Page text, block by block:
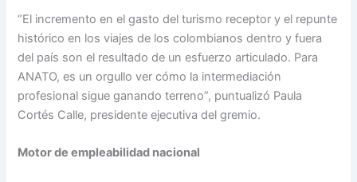
“El incremento en el gasto del turismo receptor y el repunte
histórico en los viajes de los colombianos dentro y fuera
del país son el resultado de un esfuerzo articulado. Para
ANATO, es un orgullo ver cómo la intermediación
profesional sigue ganando terreno”, puntualizó Paula
Cortés Calle, presidente ejecutiva del gremio.
Motor de empleabilidad nacional